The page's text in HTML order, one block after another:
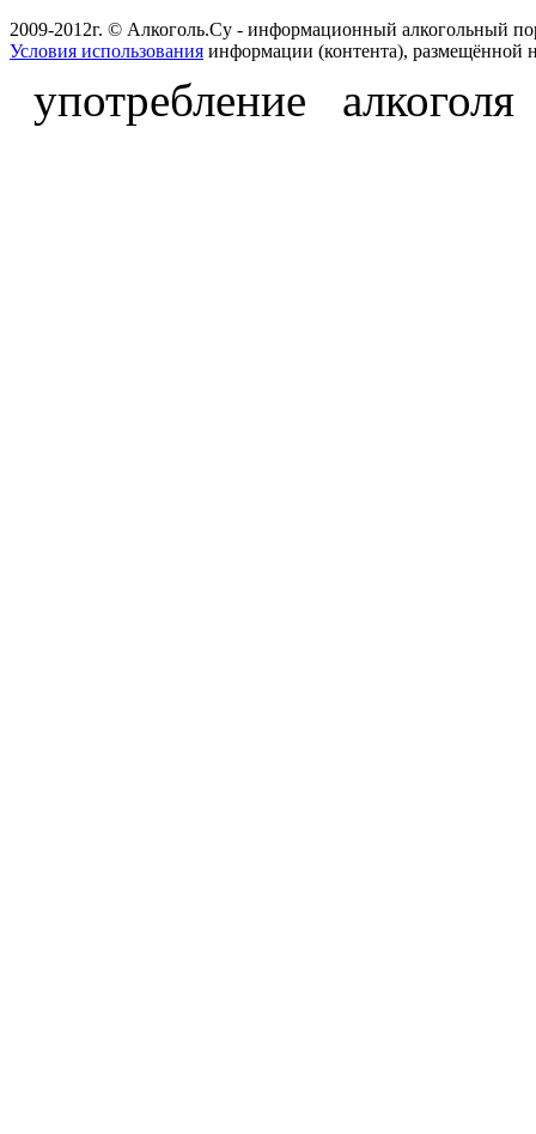
2009-2012г. © Алкоголь.Су - информационный алкогольный
Условия использования информации (контента), размещённой
употребление